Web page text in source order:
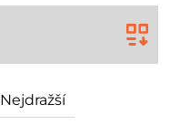
Nejdražší